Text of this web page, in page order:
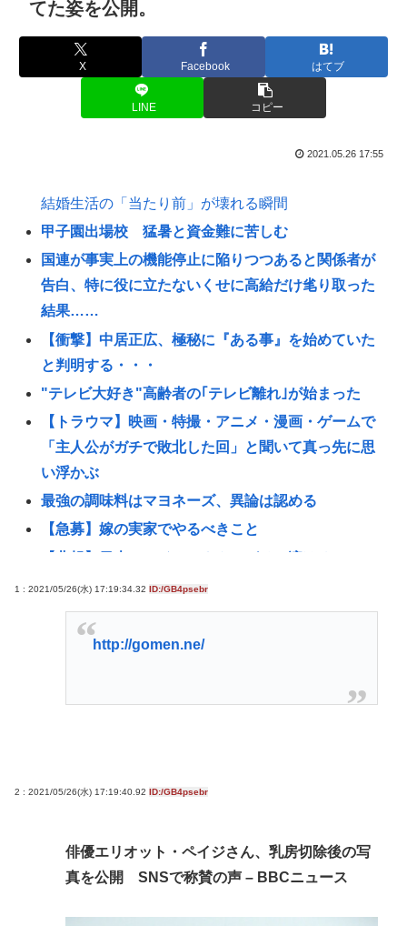
てた姿を公開。
X Facebook はてブ
LINE コピー
2021.05.26 17:55
結婚生活の「当たり前」が壊れる瞬間
甲子園出場校 猛暑と資金難に苦しむ
国連が事実上の機能停止に陥りつつあると関係者が
告白、特に役に立たないくせに高給だけ毟り取った
結果……
【衝撃】中居正広、極秘に『ある事』を始めていた
と判明する・・・
"テレビ大好き"高齢者の｢テレビ離れ｣が始まった
【トラウマ】映画・特撮・アニメ・漫画・ゲームで
「主人公がガチで敗北した回」と聞いて真っ先に思
い浮かぶ
最強の調味料はマヨネーズ、異論は認める
【急募】嫁の実家でやるべきこと
【悲報】アニメ業界「助けて！原作が枯渇してる
の！」←いや既存作品の2期やったら良いよね？www
【悲報】熊本避難所の皆様「パンばっかり。飽き飽
ダレノガレ明美、被災地で炊き出しへ 7種類のメニュ
事故じゃない」と気付く…
→70代医師「問題ないです」→他人のCT画像で中学
生死亡
1 : 2021/05/26(水) 17:19:34.32 ID:/GB4psebr
http://gomen.ne/
2 : 2021/05/26(水) 17:19:40.92 ID:/GB4psebr
俳優エリオット・ペイジさん、乳房切除後の写
真を公開 SNSで称賛の声 – BBCニュース